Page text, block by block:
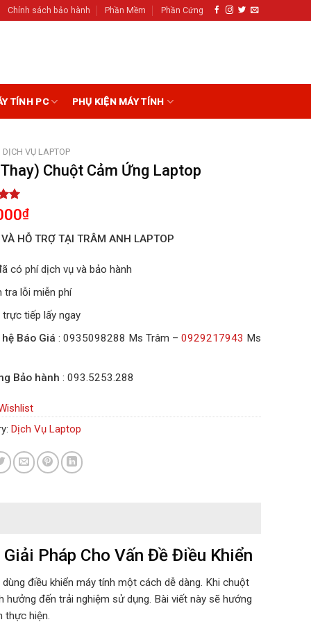
Chính sách bảo hành Phần Mềm Phần Cứng
TÍNH PC PHỤ KIỆN MÁY TÍNH
DỊCH VỤ LAPTOP
Chuột Cảm Ứng Laptop
₫
HỖ TRỢ TẠI TRÂM ANH LAPTOP
có phí dịch vụ và bảo hành
tra lỗi miễn phí
tiếp lấy ngay
Báo Giá : 0935098288 Ms Trâm – 0929217943 Ms
Bảo hành : 093.5253.288
Dịch Vụ Laptop
Pháp Cho Vấn Đề Điều Khiển
điều khiển máy tính một cách dễ dàng. Khi chuột
đến trải nghiệm sử dụng. Bài viết này sẽ hướng
thực hiện.